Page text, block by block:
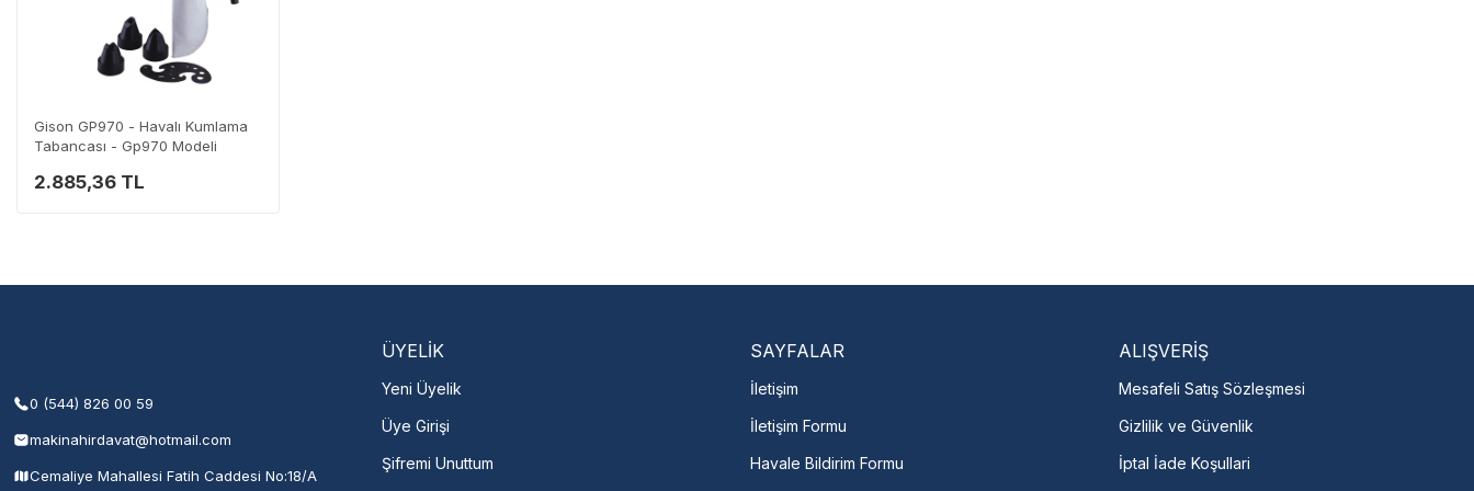
Gison GP970 - Havalı Kumlama
Tabancası - Gp970 Modeli
2.885,36 TL
0 (544) 826 00 59
makinahirdavat@hotmail.com
Cemaliye Mahallesi Fatih Caddesi No:18/A
ÜYELİK
Yeni Üyelik
Üye Girişi
Şifremi Unuttum
SAYFALAR
İletişim
İletişim Formu
Havale Bildirim Formu
ALIŞVERİŞ
Mesafeli Satış Sözleşmesi
Gizlilik ve Güvenlik
İptal İade Koşullari